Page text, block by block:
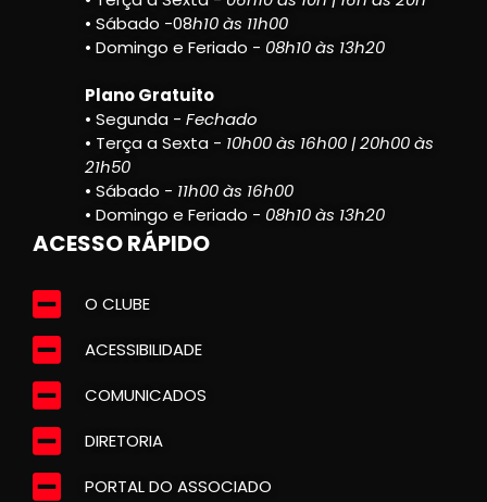
• Sábado -08h10 às 11h00
• Domingo e Feriado - 08h10 às 13h20
Plano Gratuito
• Segunda - Fechado
• Terça a Sexta - 10h00 às 16h00 | 20h00 às
21h50
• Sábado - 11h00 às 16h00
• Domingo e Feriado - 08h10 às 13h20
ACESSO RÁPIDO
O CLUBE
ACESSIBILIDADE
COMUNICADOS
DIRETORIA
PORTAL DO ASSOCIADO